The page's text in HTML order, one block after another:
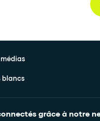
médias
blancs
grâce à notre